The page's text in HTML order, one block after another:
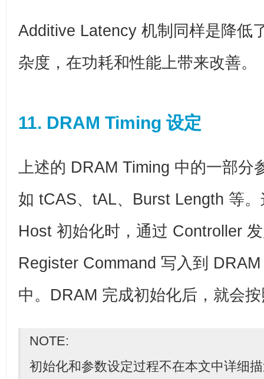
Additive Latency 机制同样是降低
杂度，在功耗和性能上带来改善。
11. DRAM Timing 设定
上述的 DRAM Timing 中的一部分
如 tCAS、tAL、Burst Length 等
Host 初始化时，通过 Controller
Register Command 写入到
中。DRAM 完成初始化后，就会
NOTE:
初始化和参数设定过程不在本文中详细